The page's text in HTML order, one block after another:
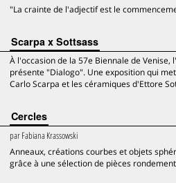
"La crainte de l'adjectif est le
Scarpa x Sottsass
À l'occasion de la 57e Biennale de Venise,
présente "Dialogo". Une exposition qui
Carlo Scarpa et les céramiques d'Ettore
Cercles
parFabiana Krassowski
Anneaux, créations courbes et objets
grâce à une sélection de pièces